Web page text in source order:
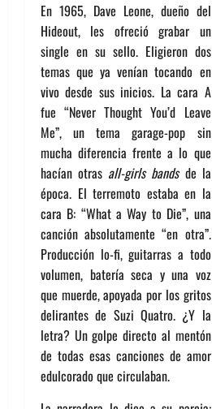
En 1965, Dave Leone, dueño del
Hideout, les ofreció grabar un
single en su sello. Eligieron dos
temas que ya venían tocando en
vivo desde sus inicios. La cara A
fue “Never Thought You’d Leave
Me”, un tema garage-pop sin
mucha diferencia frente a lo que
hacían otras all-girls bands de la
época. El terremoto estaba en la
cara B: “What a Way to Die”, una
canción absolutamente “en otra”.
Producción lo-fi, guitarras a todo
volumen, batería seca y una voz
que muerde, apoyada por los gritos
delirantes de Suzi Quatro. ¿Y la
letra? Un golpe directo al mentón
de todas esas canciones de amor
edulcorado que circulaban.